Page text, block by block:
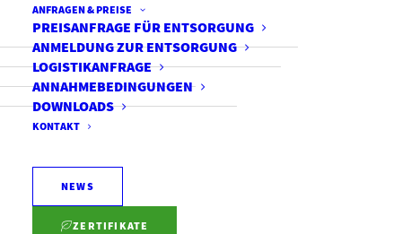
ANFRAGEN & PREISE
PREISANFRAGE FÜR ENTSORGUNG
ANMELDUNG ZUR ENTSORGUNG
LOGISTIKANFRAGE
ANNAHMEBEDINGUNGEN
DOWNLOADS
KONTAKT
NEWS
ZERTIFIKATE